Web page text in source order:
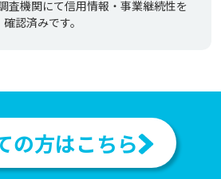
査機関にて信用情報・事業継続性を
確認済みです。
の方はこちら